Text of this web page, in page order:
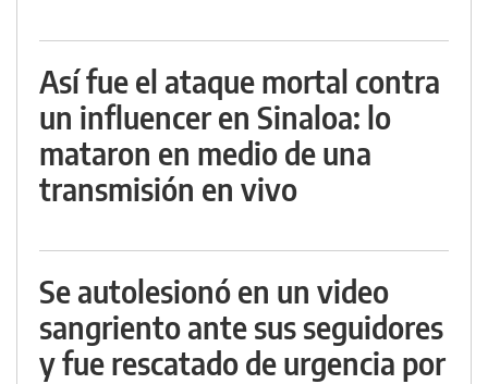
Así fue el ataque mortal contra
un influencer en Sinaloa: lo
mataron en medio de una
transmisión en vivo
Se autolesionó en un video
sangriento ante sus seguidores
y fue rescatado de urgencia por